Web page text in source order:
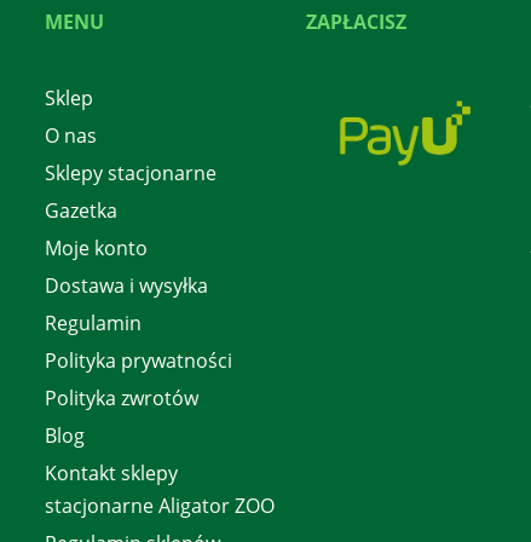
MENU
Sklep
O nas
Sklepy stacjonarne
Gazetka
Moje konto
Dostawa i wysyłka
Regulamin
Polityka prywatności
Polityka zwrotów
Blog
Kontakt sklepy
stacjonarne Aligator ZOO
ZAPŁACISZ